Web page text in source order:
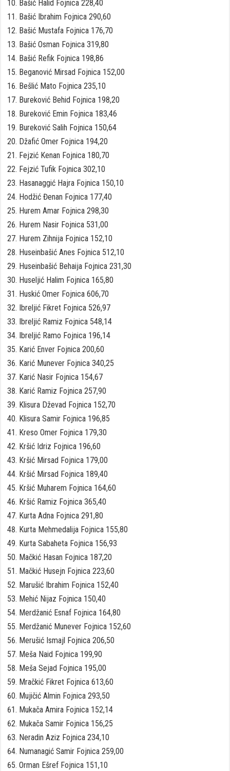
Bašić Halid Fojnica 228,40
Bašić Ibrahim Fojnica 290,60
Bašić Mustafa Fojnica 176,70
Bašić Osman Fojnica 319,80
Bašić Refik Fojnica 198,86
Beganović Mirsad Fojnica 152,00
Bešlić Mato Fojnica 235,10
Bureković Behid Fojnica 198,20
Bureković Emin Fojnica 183,46
Bureković Salih Fojnica 150,64
Džafić Omer Fojnica 194,20
Fejzić Kenan Fojnica 180,70
Fejzić Tufik Fojnica 302,10
Hasanaggić Hajra Fojnica 150,10
Hodžić Đenan Fojnica 177,40
Hurem Amar Fojnica 298,30
Hurem Nasir Fojnica 531,00
Hurem Zihnija Fojnica 152,10
Huseinbašić Anes Fojnica 512,10
Huseinbašić Behaija Fojnica 231,30
Huseljić Halim Fojnica 165,80
Huskić Omer Fojnica 606,70
Ibreljić Fikret Fojnica 526,97
Ibreljić Ramiz Fojnica 548,14
Ibreljić Ramo Fojnica 196,14
Karić Enver Fojnica 200,60
Karić Munever Fojnica 340,25
Karić Nasir Fojnica 154,67
Karić Ramiz Fojnica 257,90
Klisura Dževad Fojnica 152,70
Klisura Samir Fojnica 196,85
Kreso Omer Fojnica 179,30
Kršić Idriz Fojnica 196,60
Kršić Mirsad Fojnica 179,00
Kršić Mirsad Fojnica 189,40
Kršić Muharem Fojnica 164,60
Kršić Ramiz Fojnica 365,40
Kurta Adna Fojnica 291,80
Kurta Mehmedalija Fojnica 155,80
Kurta Sabaheta Fojnica 156,93
Mačkić Hasan Fojnica 187,20
Mačkić Husejn Fojnica 223,60
Marušić Ibrahim Fojnica 152,40
Mehić Nijaz Fojnica 150,40
Merdžanić Esnaf Fojnica 164,80
Merdžanić Munever Fojnica 152,60
Merušić Ismajl Fojnica 206,50
Meša Naid Fojnica 199,90
Meša Sejad Fojnica 195,00
Mračkić Fikret Fojnica 613,60
Mujičić Almin Fojnica 293,50
Mukača Amira Fojnica 152,14
Mukača Samir Fojnica 156,25
Neradin Aziz Fojnica 234,10
Numanagić Samir Fojnica 259,00
Orman Ešref Fojnica 151,10